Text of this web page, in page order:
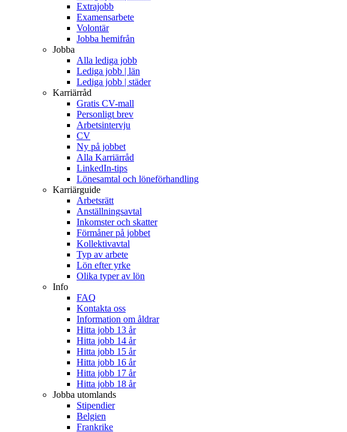
Extrajobb
Examensarbete
Volontär
Jobba hemifrån
Jobba
Alla lediga jobb
Lediga jobb | län
Lediga jobb | städer
Karriärråd
Gratis CV-mall
Personligt brev
Arbetsintervju
CV
Ny på jobbet
Alla Karriärråd
LinkedIn-tips
Lönesamtal och löneförhandling
Karriärguide
Arbetsrätt
Anställningsavtal
Inkomster och skatter
Förmåner på jobbet
Kollektivavtal
Typ av arbete
Lön efter yrke
Olika typer av lön
Info
FAQ
Kontakta oss
Information om åldrar
Hitta jobb 13 år
Hitta jobb 14 år
Hitta jobb 15 år
Hitta jobb 16 år
Hitta jobb 17 år
Hitta jobb 18 år
Jobba utomlands
Stipendier
Belgien
Frankrike